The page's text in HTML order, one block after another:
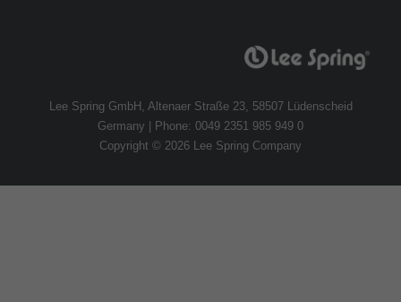
Lee Spring GmbH, Altenaer Straße 23, 58507 Lüdenscheid
Germany | Phone: 0049 2351 985 949 0
Copyright © 2026 Lee Spring Company